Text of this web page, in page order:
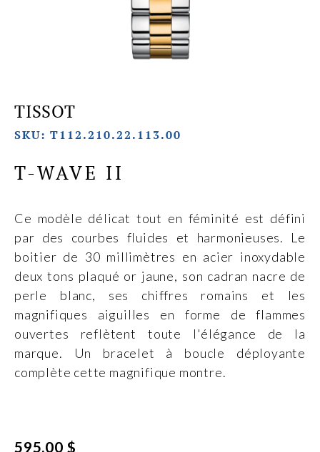
TISSOT
SKU: T112.210.22.113.00
T-WAVE II
Ce modèle délicat tout en féminité est défini
par des courbes fluides et harmonieuses. Le
boitier de 30 millimètres en acier inoxydable
deux tons plaqué or jaune, son cadran nacre de
perle blanc, ses chiffres romains et les
magnifiques aiguilles en forme de flammes
ouvertes reflètent toute l'élégance de la
marque. Un bracelet à boucle déployante
complète cette magnifique montre.
595.00 $